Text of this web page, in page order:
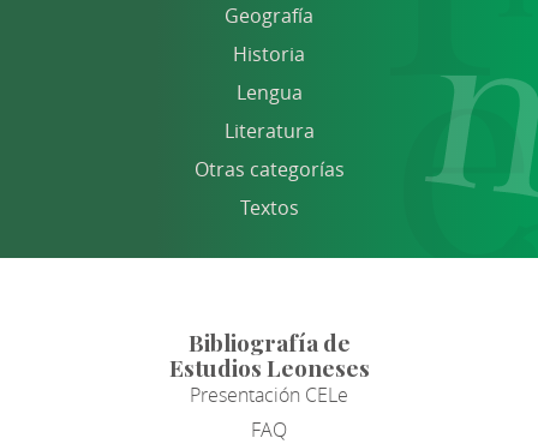
Geografía
Historia
Lengua
Literatura
Otras categorías
Textos
Bibliografía de
Estudios Leoneses
Presentación CELe
FAQ